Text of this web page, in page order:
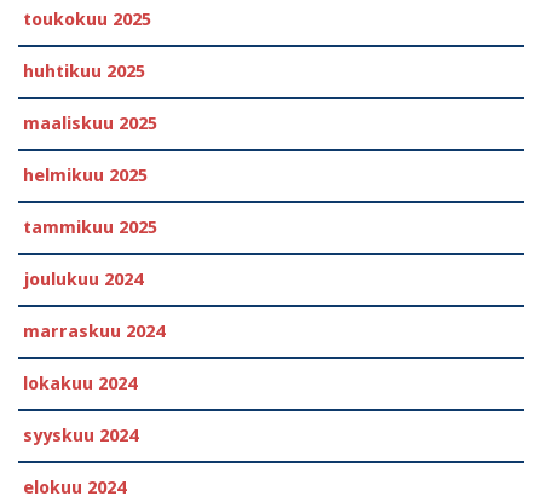
toukokuu 2025
huhtikuu 2025
maaliskuu 2025
helmikuu 2025
tammikuu 2025
joulukuu 2024
marraskuu 2024
lokakuu 2024
syyskuu 2024
elokuu 2024